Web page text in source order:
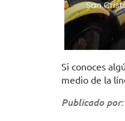
Si conoces
medio de la
Publicado